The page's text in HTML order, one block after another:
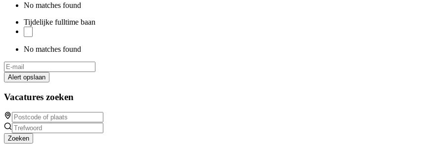
No matches found
Tijdelijke fulltime baan
No matches found
Alert opslaan
Vacatures zoeken
Zoeken